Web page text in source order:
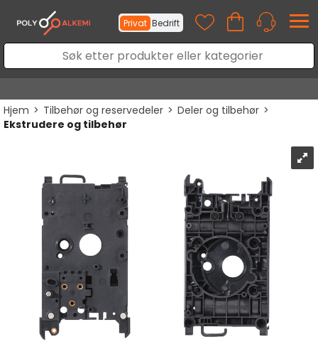
Privat Bedrift
Hjem>Tilbehør og reservedeler>Deler og tilbehør>
Ekstrudere og tilbehør